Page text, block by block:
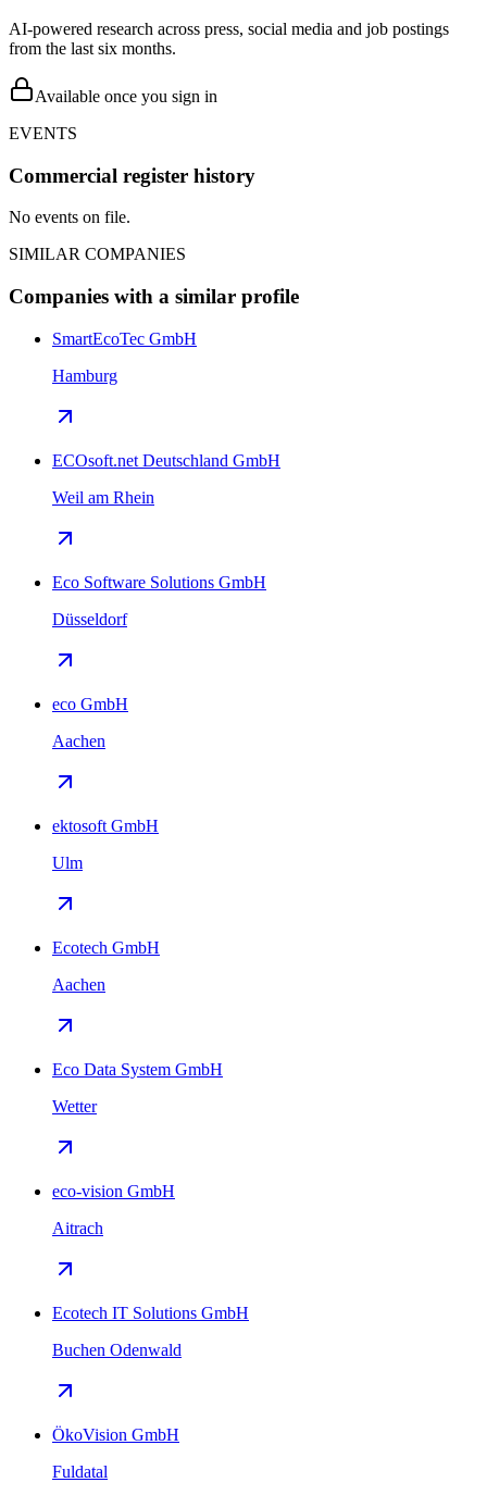
AI-powered research across press, social media and job postings
from the last six months.
Available once you sign in
EVENTS
Commercial register history
No events on file.
SIMILAR COMPANIES
Companies with a similar profile
SmartEcoTec GmbH
Hamburg
ECOsoft.net Deutschland GmbH
Weil am Rhein
Eco Software Solutions GmbH
Düsseldorf
eco GmbH
Aachen
ektosoft GmbH
Ulm
Ecotech GmbH
Aachen
Eco Data System GmbH
Wetter
eco-vision GmbH
Aitrach
Ecotech IT Solutions GmbH
Buchen Odenwald
ÖkoVision GmbH
Fuldatal